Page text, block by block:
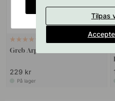
+ LÆNGDER
Greb Arpa - Rustfrit Look
229 kr
På lager
Tilpas